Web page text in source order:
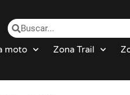
moto Zona Trail